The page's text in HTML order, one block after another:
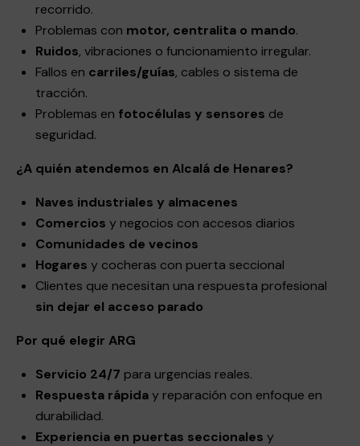
recorrido.
Problemas con motor, centralita o mando.
Ruidos, vibraciones o funcionamiento irregular.
Fallos en carriles/guías, cables o sistema de
tracción.
Problemas en fotocélulas y sensores de
seguridad.
¿A quién atendemos en Alcalá de Henares?
Naves industriales y almacenes
Comercios y negocios con accesos diarios
Comunidades de vecinos
Hogares y cocheras con puerta seccional
Clientes que necesitan una respuesta profesional
sin dejar el acceso parado
Por qué elegir ARG
Servicio 24/7 para urgencias reales.
Respuesta rápiday reparación con enfoque en
durabilidad.
Experiencia en puertas seccionales y